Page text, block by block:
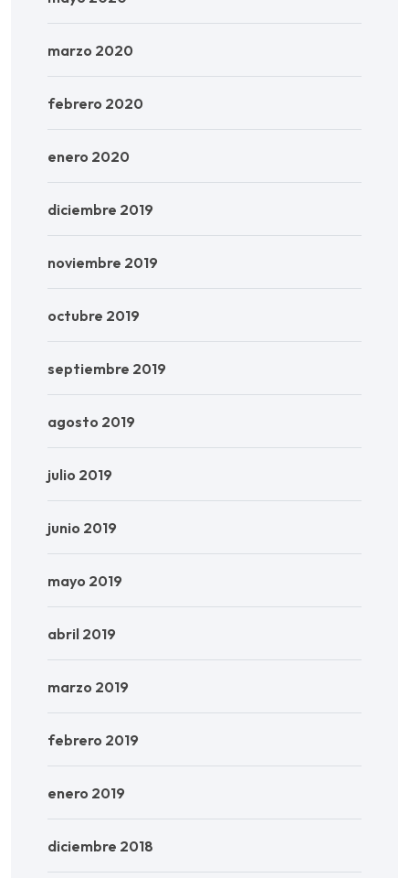
marzo 2020
febrero 2020
enero 2020
diciembre 2019
noviembre 2019
octubre 2019
septiembre 2019
agosto 2019
julio 2019
junio 2019
mayo 2019
abril 2019
marzo 2019
febrero 2019
enero 2019
diciembre 2018